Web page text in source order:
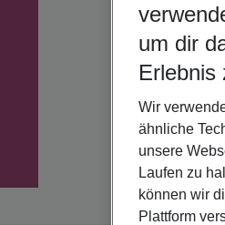
um dir
Erlebnis
Wir
ähnliche
unsere
Laufen zu
können wir
Plattform